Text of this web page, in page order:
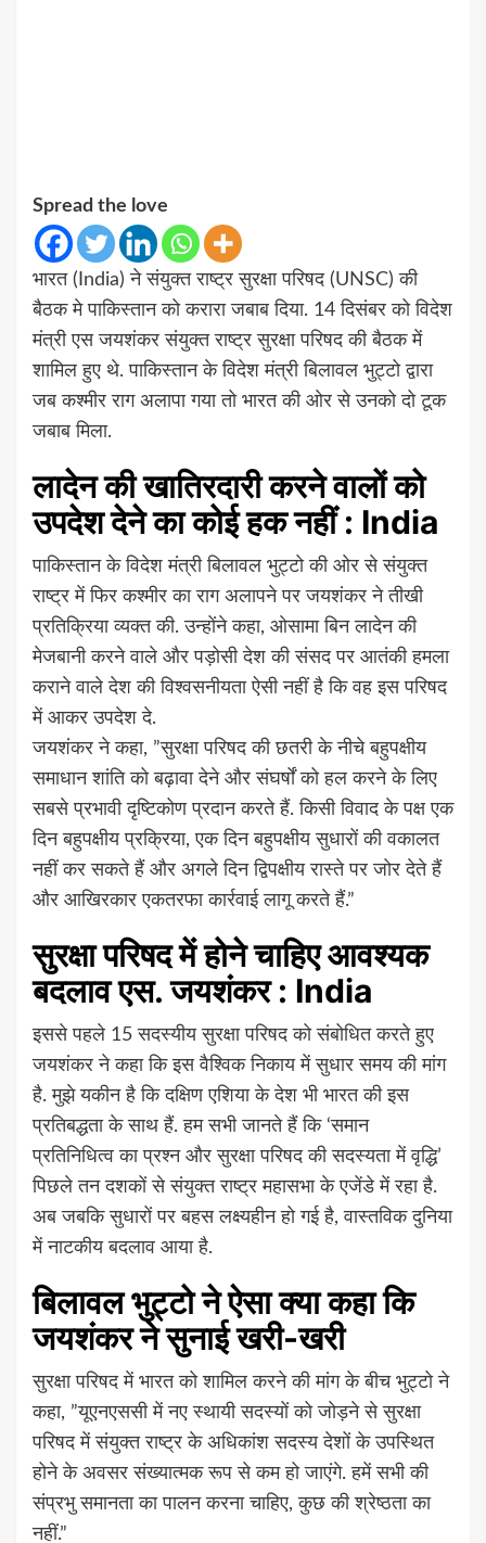
Spread the love
भारत (India) ने संयुक्त राष्ट्र सुरक्षा परिषद (UNSC) की
बैठक मे पाकिस्तान को करारा जबाब दिया. 14 दिसंबर को विदेश
मंत्री एस जयशंकर संयुक्त राष्ट्र सुरक्षा परिषद की बैठक में
शामिल हुए थे. पाकिस्तान के विदेश मंत्री बिलावल भुट्टो द्वारा
जब कश्मीर राग अलापा गया तो भारत की ओर से उनको दो टूक
जबाब मिला.
लादेन की खातिरदारी करने वालों को
उपदेश देने का कोई हक नहीं : India
पाकिस्तान के विदेश मंत्री बिलावल भुट्टो की ओर से संयुक्त
राष्ट्र में फिर कश्मीर का राग अलापने पर जयशंकर ने तीखी
प्रतिक्रिया व्यक्त की. उन्होंने कहा, ओसामा बिन लादेन की
मेजबानी करने वाले और पड़ोसी देश की संसद पर आतंकी हमला
कराने वाले देश की विश्वसनीयता ऐसी नहीं है कि वह इस परिषद
में आकर उपदेश दे.
जयशंकर ने कहा, ”सुरक्षा परिषद की छतरी के नीचे बहुपक्षीय
समाधान शांति को बढ़ावा देने और संघर्षों को हल करने के लिए
सबसे प्रभावी दृष्टिकोण प्रदान करते हैं. किसी विवाद के पक्ष एक
दिन बहुपक्षीय प्रक्रिया, एक दिन बहुपक्षीय सुधारों की वकालत
नहीं कर सकते हैं और अगले दिन द्विपक्षीय रास्ते पर जोर देते हैं
और आखिरकार एकतरफा कार्रवाई लागू करते हैं.”
सुरक्षा परिषद में होने चाहिए आवश्यक
बदलाव एस. जयशंकर : India
इससे पहले 15 सदस्यीय सुरक्षा परिषद को संबोधित करते हुए
जयशंकर ने कहा कि इस वैश्विक निकाय में सुधार समय की मांग
है. मुझे यकीन है कि दक्षिण एशिया के देश भी भारत की इस
प्रतिबद्धता के साथ हैं. हम सभी जानते हैं कि ‘समान
प्रतिनिधित्व का प्रश्न और सुरक्षा परिषद की सदस्यता में वृद्धि’
पिछले तन दशकों से संयुक्त राष्ट्र महासभा के एजेंडे में रहा है.
अब जबकि सुधारों पर बहस लक्ष्यहीन हो गई है, वास्तविक दुनिया
में नाटकीय बदलाव आया है.
बिलावल भुट्टो ने ऐसा क्या कहा कि
जयशंकर ने सुनाई खरी-खरी
सुरक्षा परिषद में भारत को शामिल करने की मांग के बीच भुट्टो ने
कहा, ”यूएनएससी में नए स्थायी सदस्यों को जोड़ने से सुरक्षा
परिषद में संयुक्त राष्ट्र के अधिकांश सदस्य देशों के उपस्थित
होने के अवसर संख्यात्मक रूप से कम हो जाएंगे. हमें सभी की
संप्रभु समानता का पालन करना चाहिए, कुछ की श्रेष्ठता का
नहीं.”